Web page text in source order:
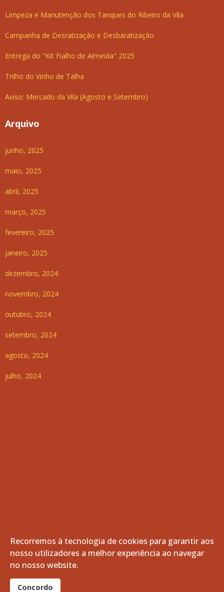
Limpeza e Manutenção dos Tanques do Ribeiro da Vila
Campanha de Desratização e Desbaratização
Entrega do "Kit Fialho de Almeida" 2025
Trilho do Vinho de Talha
Aviso: Mercado da Vila (Agosto e Setembro)
Arquivo
junho, 2025
maio, 2025
abril, 2025
março, 2025
fevereiro, 2025
janeiro, 2025
dezembro, 2024
novembro, 2024
outubro, 2024
setembro, 2024
agosto, 2024
julho, 2024
© 2026 Freguesia de Vila de Frades. Todos os direitos
reservados.
Recorremos à tecnologia de cookies para garantir aos
nosso utilizadores a melhor experiência ao navegar
no nosso website.
Concordo